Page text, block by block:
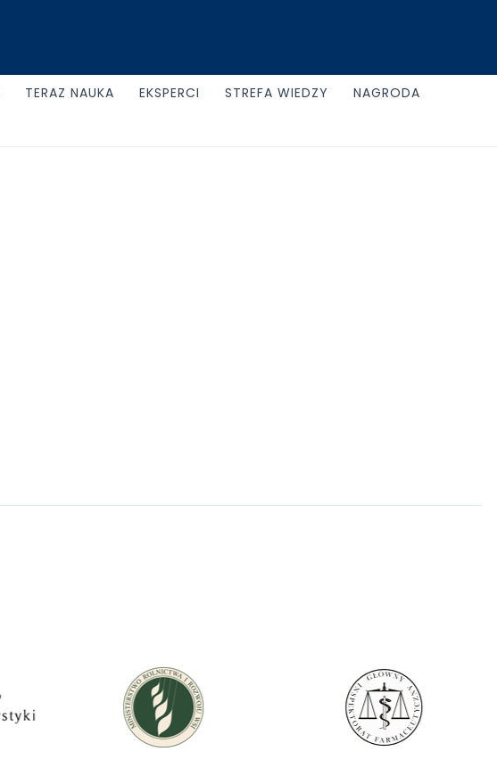
TERAZ NAUKA EKSPERCI STREFA WIEDZY
NAGRODA